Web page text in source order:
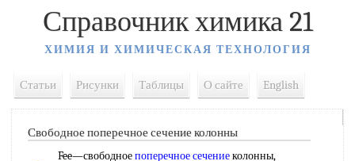
Справочник химика 21
ХИМИЯ И ХИМИЧЕСКАЯ ТЕХНОЛОГИЯ
Статьи Рисунки Таблицы О сайте English
Свободное поперечное сечение колонны
Fee—свободноепоперечное сечениеколонны,